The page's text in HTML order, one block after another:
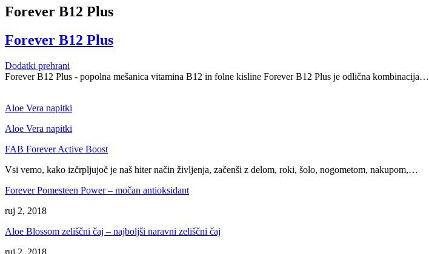
Forever B12 Plus
Forever B12 Plus
Dodatki prehrani
Forever B12 Plus - popolna mešanica vitamina B12 in folne kisline Forever B12 Plus je odlična kombinacija…
Aloe Vera napitki
Aloe Vera napitki
FAB Forever Active Boost
Vsi vemo, kako izčrpljujoč je naš hiter način življenja, začenši z delom, roki, šolo, nogometom, nakupom,…
Forever Pomesteen Power – močan antioksidant
ruj 2, 2018
Aloe Blossom zeliščni čaj – najboljši naravni zeliščni čaj
ruj 2, 2018